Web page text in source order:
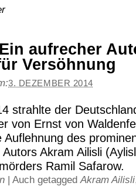
aufrecher
Versöhnung
3. DEZEMBER 2014
strahlte der
von Ernst von
Auflehnung des
Akram Ailisli
Ramil Safarow.
| Auch getaggedAkram Ailisli